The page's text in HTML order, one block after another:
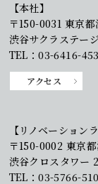
【本社】
〒150-0031 東京
渋谷サクラステー
TEL：03-6416-
アクセス
【リノベーション
〒150-0002 東京
渋谷クロスタワー
TEL：03-5766-